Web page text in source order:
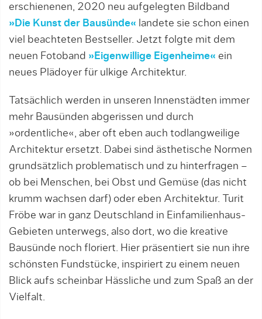
erschienenen, 2020 neu aufgelegten Bildband
»Die Kunst der Bausünde« landete sie schon einen
viel beachteten Bestseller. Jetzt folgte mit dem
neuen Fotoband »Eigenwillige Eigenheime« ein
neues Plädoyer für ulkige Architektur.
Tatsächlich werden in unseren Innenstädten immer
mehr Bausünden abgerissen und durch
»ordentliche«, aber oft eben auch todlangweilige
Architektur ersetzt. Dabei sind ästhetische Normen
grundsätzlich problematisch und zu hinterfragen –
ob bei Menschen, bei Obst und Gemüse (das nicht
krumm wachsen darf) oder eben Architektur. Turit
Fröbe war in ganz Deutschland in Einfamilienhaus-
Gebieten unterwegs, also dort, wo die kreative
Bausünde noch floriert. Hier präsentiert sie nun ihre
schönsten Fundstücke, inspiriert zu einem neuen
Blick aufs scheinbar Hässliche und zum Spaß an der
Vielfalt.